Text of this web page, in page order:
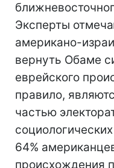
Эксперты
американо-
вернуть Обаме
еврейского
правило,
частью
64%
происхождения